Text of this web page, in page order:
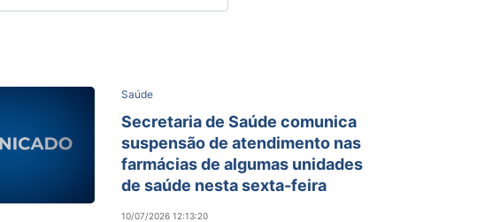
Saúde
Secretaria de Saúde comunica
suspensão de atendimento nas
farmácias de algumas unidades
de saúde nesta sexta-feira
10/07/2026 12:13:20